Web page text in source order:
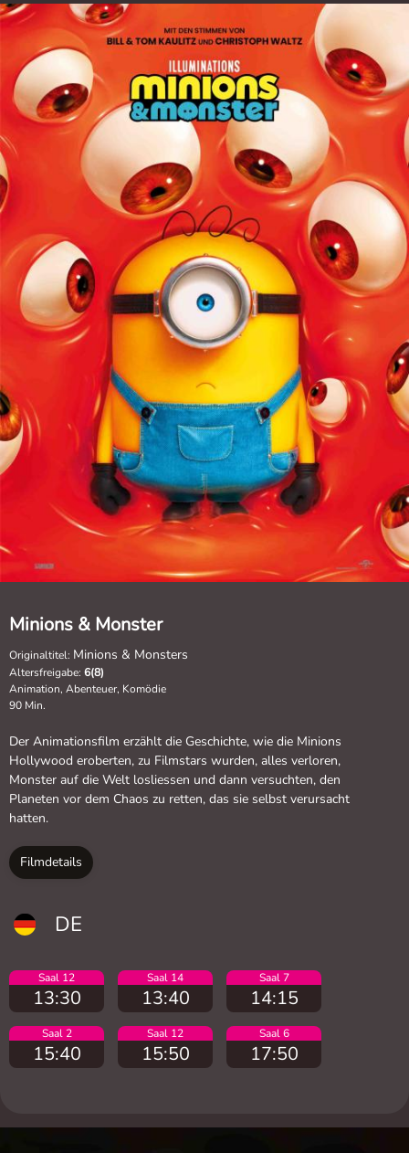
Minions & Monster
Originaltitel: Minions & Monsters
Altersfreigabe: 6(8)
Animation, Abenteuer, Komödie
90 Min.
Der Animationsfilm erzählt die Geschichte, wie die Minions
Hollywood eroberten, zu Filmstars wurden, alles verloren,
Monster auf die Welt losliessen und dann versuchten, den
Planeten vor dem Chaos zu retten, das sie selbst verursacht
hatten.
Filmdetails
DE
Saal 12
13:30
Saal 14
13:40
Saal 7
14:15
Saal 2
15:40
Saal 12
15:50
Saal 6
17:50